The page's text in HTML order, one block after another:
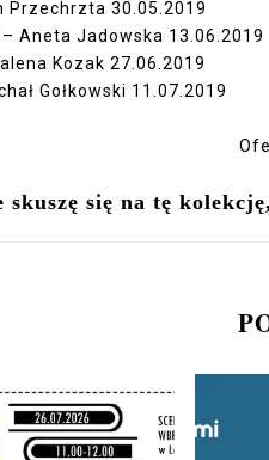
Przechrzta 30.05.2019
– Aneta Jadowska 13.06.2019
Kozak 27.06.2019
Gołkowski 11.07.2019
skuszę się na tę